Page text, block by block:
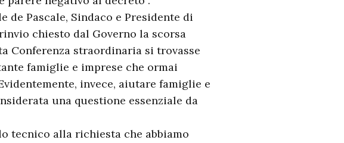
Pascale, Sindaco e Presidente di
chiesto dal Governo la scorsa
Conferenza straordinaria si trovasse
famiglie e imprese che ormai
invece, aiutare famiglie e
una questione essenziale da
tecnico alla richiesta che abbiamo